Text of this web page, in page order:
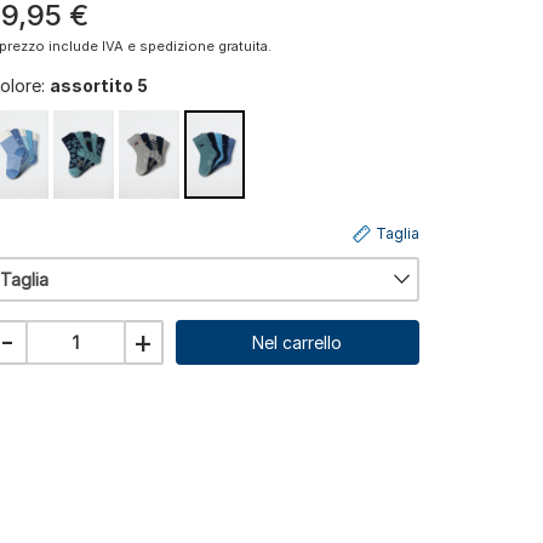
,95 €
include IVA e spedizione gratuita.
assortito 5
Taglia
Taglia
- + Nel carrello